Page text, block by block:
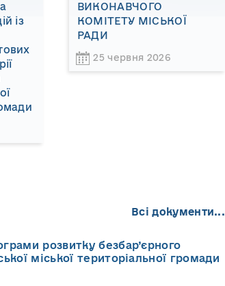
із
ВИКОНАВЧОГО
КОМІТЕТУ МІСЬКОЇ
РАДИ
25 червня 2026
Всі документи...
розвитку безбар’єрного
міської територіальної громади